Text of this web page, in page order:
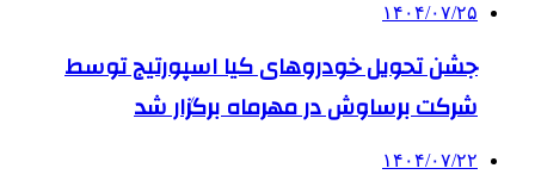
۱۴۰۴/۰۷/۲۵
جشن تحویل خودروهای کیا اسپورتیج توسط
شرکت برساوش در مهرماه برگزار شد
۱۴۰۴/۰۷/۲۲